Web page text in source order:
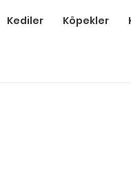
Kediler Köpekler